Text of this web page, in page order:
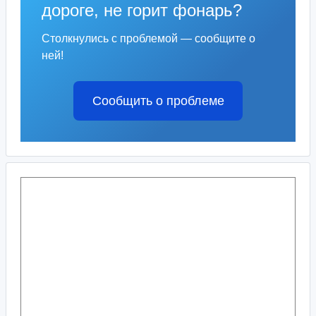
дороге, не горит фонарь?
Столкнулись с проблемой — сообщите о
ней!
Сообщить о проблеме